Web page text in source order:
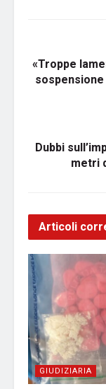
«Troppe
Dubbi
metri
Articoli
GIUDIZIARIA